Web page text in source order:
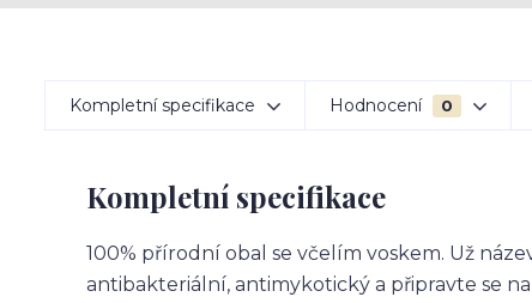
Kompletní specifikace Hodnocení 0
Kompletní specifikace
100% přírodní obal se včelím voskem. Už
antibakteriální, antimykotický a připravte se